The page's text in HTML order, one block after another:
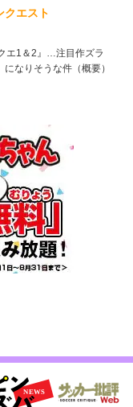
クエスト
エ1＆2』…注目作ズラ
なりそうな件（概要）